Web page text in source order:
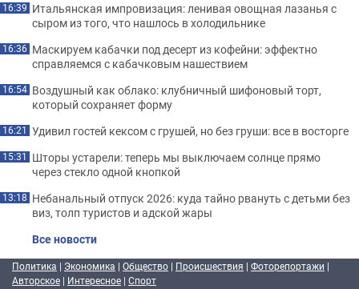
16:39 Итальянская импровизация: ленивая овощная лазанья с
сыром из того, что нашлось в холодильнике
16:36 Маскируем кабачки под десерт из кофейни: эффектно
справляемся с кабачковым нашествием
16:54 Воздушный как облако: клубничный шифоновый торт,
который сохраняет форму
16:21 Удивил гостей кексом с грушей, но без груши: все в восторге
15:31 Шторы устарели: теперь мы выключаем солнце прямо
через стекло одной кнопкой
13:18 Небанальный отпуск 2026: куда тайно рвануть с детьми без
виз, толп туристов и адской жары
Все новости
Политика | Экономика | Общество | Происшествия | Фоторепортажи |
Авторское | Интересное | Спорт